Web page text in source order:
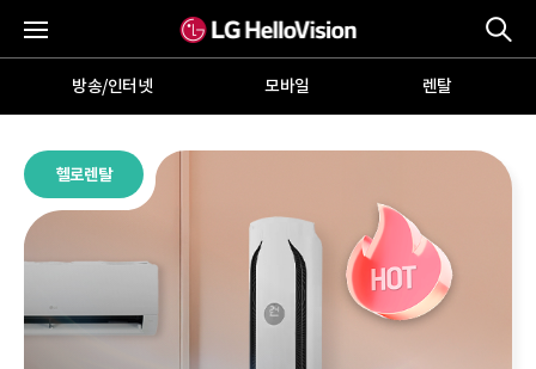
방송/인터넷 모바일 렌탈
헬로렌탈
헬로모바일